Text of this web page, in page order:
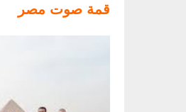
قمة صوت مصر